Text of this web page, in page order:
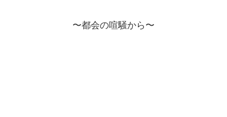
〜都会の喧騒から〜